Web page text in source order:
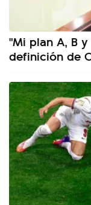
"Mi plan A, B
definición de